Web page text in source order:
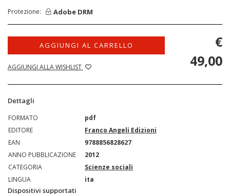
Protezione: Adobe DRM
AGGIUNGI AL CARRELLO
AGGIUNGI ALLA WISHLIST
€
49,00
Dettagli
FORMATO
pdf
EDITORE
Franco Angeli Edizioni
EAN
9788856828627
ANNO PUBBLICAZIONE
2012
CATEGORIA
Scienze sociali
LINGUA
ita
Dispositivi supportati